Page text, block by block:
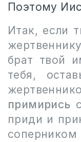
Поэтому
Итак, если
брат твой
тебя,
примирись
приди и